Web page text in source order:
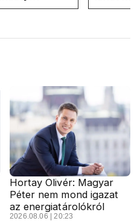
Hortay Olivér: Magyar
Péter nem mond igazat
az energiatárolókról
2026.08.06 | 20:23